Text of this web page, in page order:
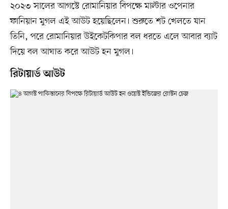
২০২৩ সালের আগস্টে রোমানিয়ার বিপক্ষে মাল্টার ওপেনার
ফানিয়ান মুগল এই আউট হয়েছিলেন। শুরুতে শট খেলতে যান
তিনি, পরে রোমানিয়ার উইকেটকিপার বল ধরতে এলে আবার ব্যাট
দিয়ে বল আঘাত করে আউট হন মুগল।
রিটায়ার্ড আউট